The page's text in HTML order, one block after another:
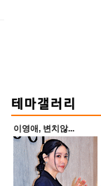
이영애, 변치않...